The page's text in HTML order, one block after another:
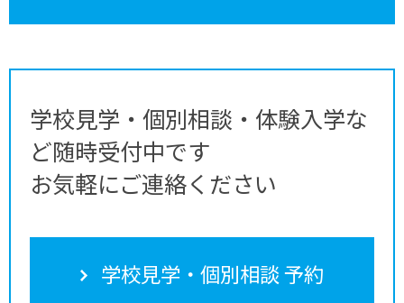
学校見学・個別相談・体験入学な
ど随時受付中です
お気軽にご連絡ください
学校見学・個別相談 予約